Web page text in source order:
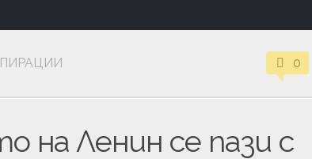
0
на Ленин се пази с